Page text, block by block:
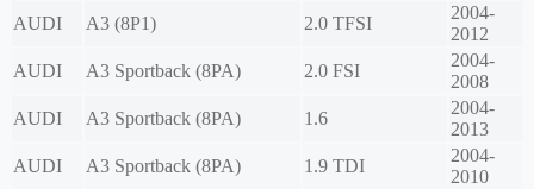
AUDI
A3 (8P1) 2.0 TFSI
2004-
2012
AUDI
A3 Sportback (8PA) 2.0 FSI
2004-
2008
AUDI
A3 Sportback (8PA) 1.6
2004-
2013
AUDI
A3 Sportback (8PA) 1.9 TDI
2004-
2010